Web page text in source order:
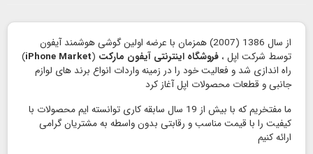
از سال 1386 (2007) همزمان با عرضه اولین گوشی هوشمند آیفون
توسط شرکت اپل ، فروشگاه اینترنتی آیفون مارکت (
iPhone Market
)
راه اندازی شد و فعالیت خود را در زمینه واردات انواع برند های لوازم
جانبی و قطعات محصولات اپل آغاز کرد
ما مفتخریم که با بیش از 19 سال سابقه کاری توانسته ایم محصولات با
کیفیت را با قیمت مناسب و رقابتی بدون واسطه به مشتریان گرامی
ارائه کنیم